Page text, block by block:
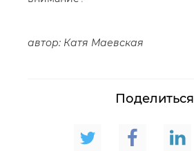
автор: Катя Маевская
Поделиться